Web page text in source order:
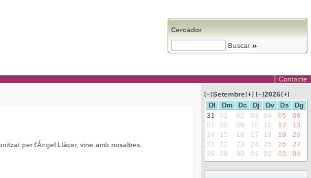
Cercador
Buscar
Contacte
per l'Ángel Llàcer, vine amb nosaltres.
Setembre
2026
Dl
Dm Dc Dj Dv Ds
Dg
31
01 02 03 04 05
06
07
08 09 10 11 12
13
14
15 16 17 18 19
20
21
22 23 24 25 26
27
28
29 30 01 02 03 04